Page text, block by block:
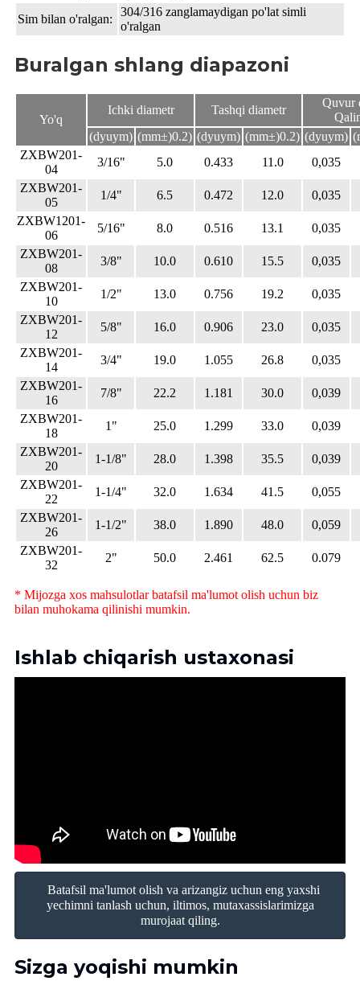
Sim bilan o'ralgan:
304/316 zanglamaydigan po'lat simli
o'ralgan
Buralgan shlang diapazoni
Yo'q
Ichki diametr Tashqi diametr
Quvur
(dyuym) (mm±)0.2) (dyuym) (mm±)0.2) (dyuym)
ZXBW201-
04
3/16" 5.0 0.433 11.0
0,035
ZXBW201-
05
1/4" 6.5 0.472 12.0
0,035
ZXBW1201-
06
5/16" 8.0 0.516 13.1
0,035
ZXBW201-
08
3/8" 10.0 0.610 15.5
0,035
ZXBW201-
10
1/2" 13.0 0.756 19.2
0,035
ZXBW201-
12
5/8" 16.0 0.906 23.0
0,035
ZXBW201-
14
3/4" 19.0 1.055 26.8
0,035
ZXBW201-
16
7/8" 22.2 1.181 30.0
0,039
ZXBW201-
18
1" 25.0 1.299 33.0
0,039
ZXBW201-
20
1-1/8" 28.0 1.398 35.5
0,039
ZXBW201-
22
1-1/4" 32.0 1.634 41.5
0,055
ZXBW201-
26
1-1/2" 38.0 1.890 48.0
0,059
ZXBW201-
32
2" 50.0 2.461 62.5 0.079
* Mijozga xos mahsulotlar batafsil ma'lumot olish uchun biz
bilan muhokama qilinishi mumkin.
Ishlab chiqarish ustaxonasi
Batafsil ma'lumot olish va arizangiz uchun eng yaxshi
yechimni tanlash uchun, iltimos, mutaxassislarimizga
murojaat qiling.
Sizga yoqishi mumkin